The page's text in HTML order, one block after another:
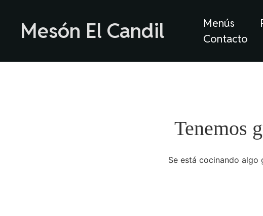
Mesón El Candil Menús
Contacto
Tenemos
Se está cocinando algo